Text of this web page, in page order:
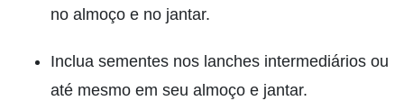
no almoço e no jantar.
Inclua sementes nos lanches intermediários ou
até mesmo em seu almoço e jantar.